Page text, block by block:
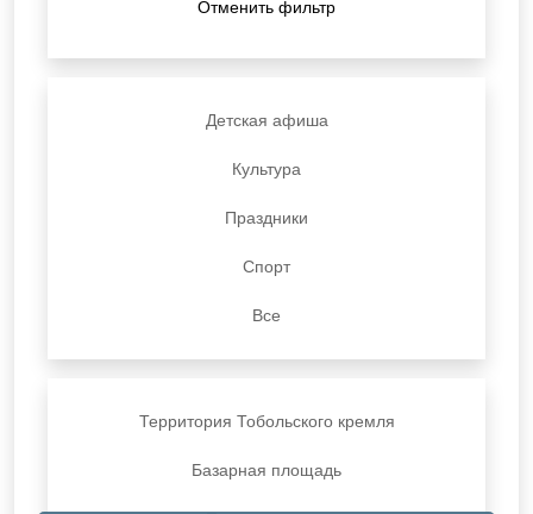
Отменить фильтр
Детская афиша
Культура
Праздники
Спорт
Все
Территория Тобольского кремля
Базарная площадь